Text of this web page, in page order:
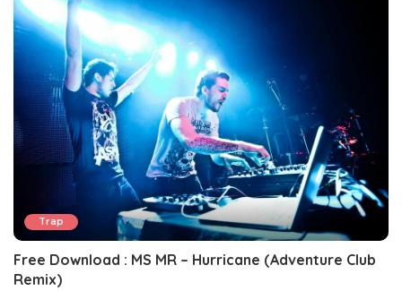
Trap
Free Download : MS MR – Hurricane (Adventure Club
Remix)